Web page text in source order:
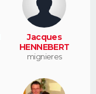
Jacques
HENNEBERT
mignieres